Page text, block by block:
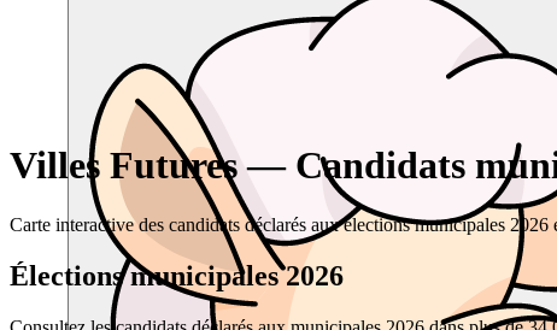
Villes Futures — Candidats
Carte interactive des candidats déclarés aux élections municipales
Élections municipales 2026